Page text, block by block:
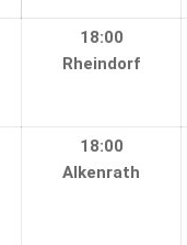
18:00
Rheindorf
18:00
Alkenrath